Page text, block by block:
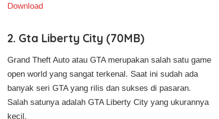
Download
2. Gta Liberty City (70MB)
Grand Theft Auto atau GTA merupakan salah satu game
open world yang sangat terkenal. Saat ini sudah ada
banyak seri GTA yang rilis dan sukses di pasaran.
Salah satunya adalah GTA Liberty City yang ukurannya
kecil.